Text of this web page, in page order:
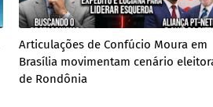
Articulações de Confúcio Moura em
Brasília movimentam cenário
de Rondônia